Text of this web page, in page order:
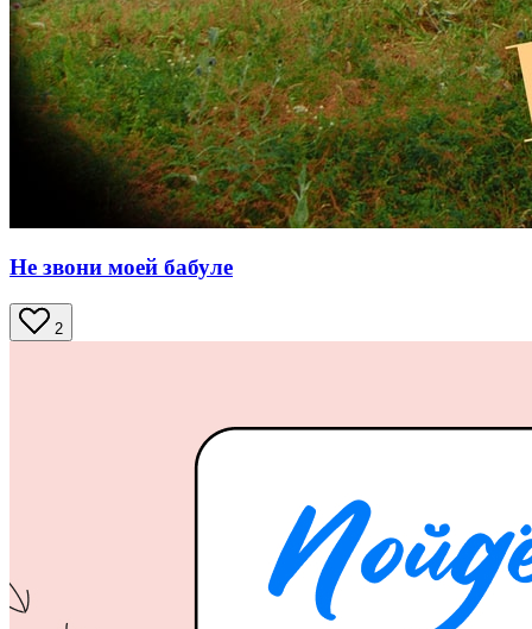
Не звони моей бабуле
2